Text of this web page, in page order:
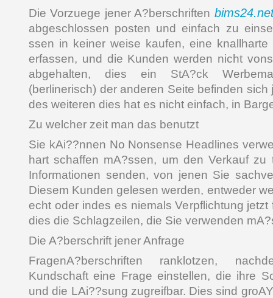
Die Vorzuege jener A?berschriften
abgeschlossen posten und einfach zu
ssen in keiner weise kaufen, eine knallharte
erfassen, und die Kunden werden nicht
abgehalten, dies ein StA?ck
(berlinerisch) der anderen Seite befinden
des weiteren dies hat es nicht einfach, in
Zu welcher zeit man das benutzt
Sie kAi??nnen No Nonsense Headlines
hart schaffen mA?ssen, um den Verkauf zu
Informationen senden, von jenen Sie
Diesem Kunden gelesen werden, entweder
echt oder indes es niemals Verpflichtung
dies die Schlagzeilen, die Sie verwenden
Die A?berschrift jener Anfrage
FragenA?berschriften ranklotzen,
Kundschaft eine Frage einstellen, die ihre
und die LAi??sung zugreifbar. Dies sind